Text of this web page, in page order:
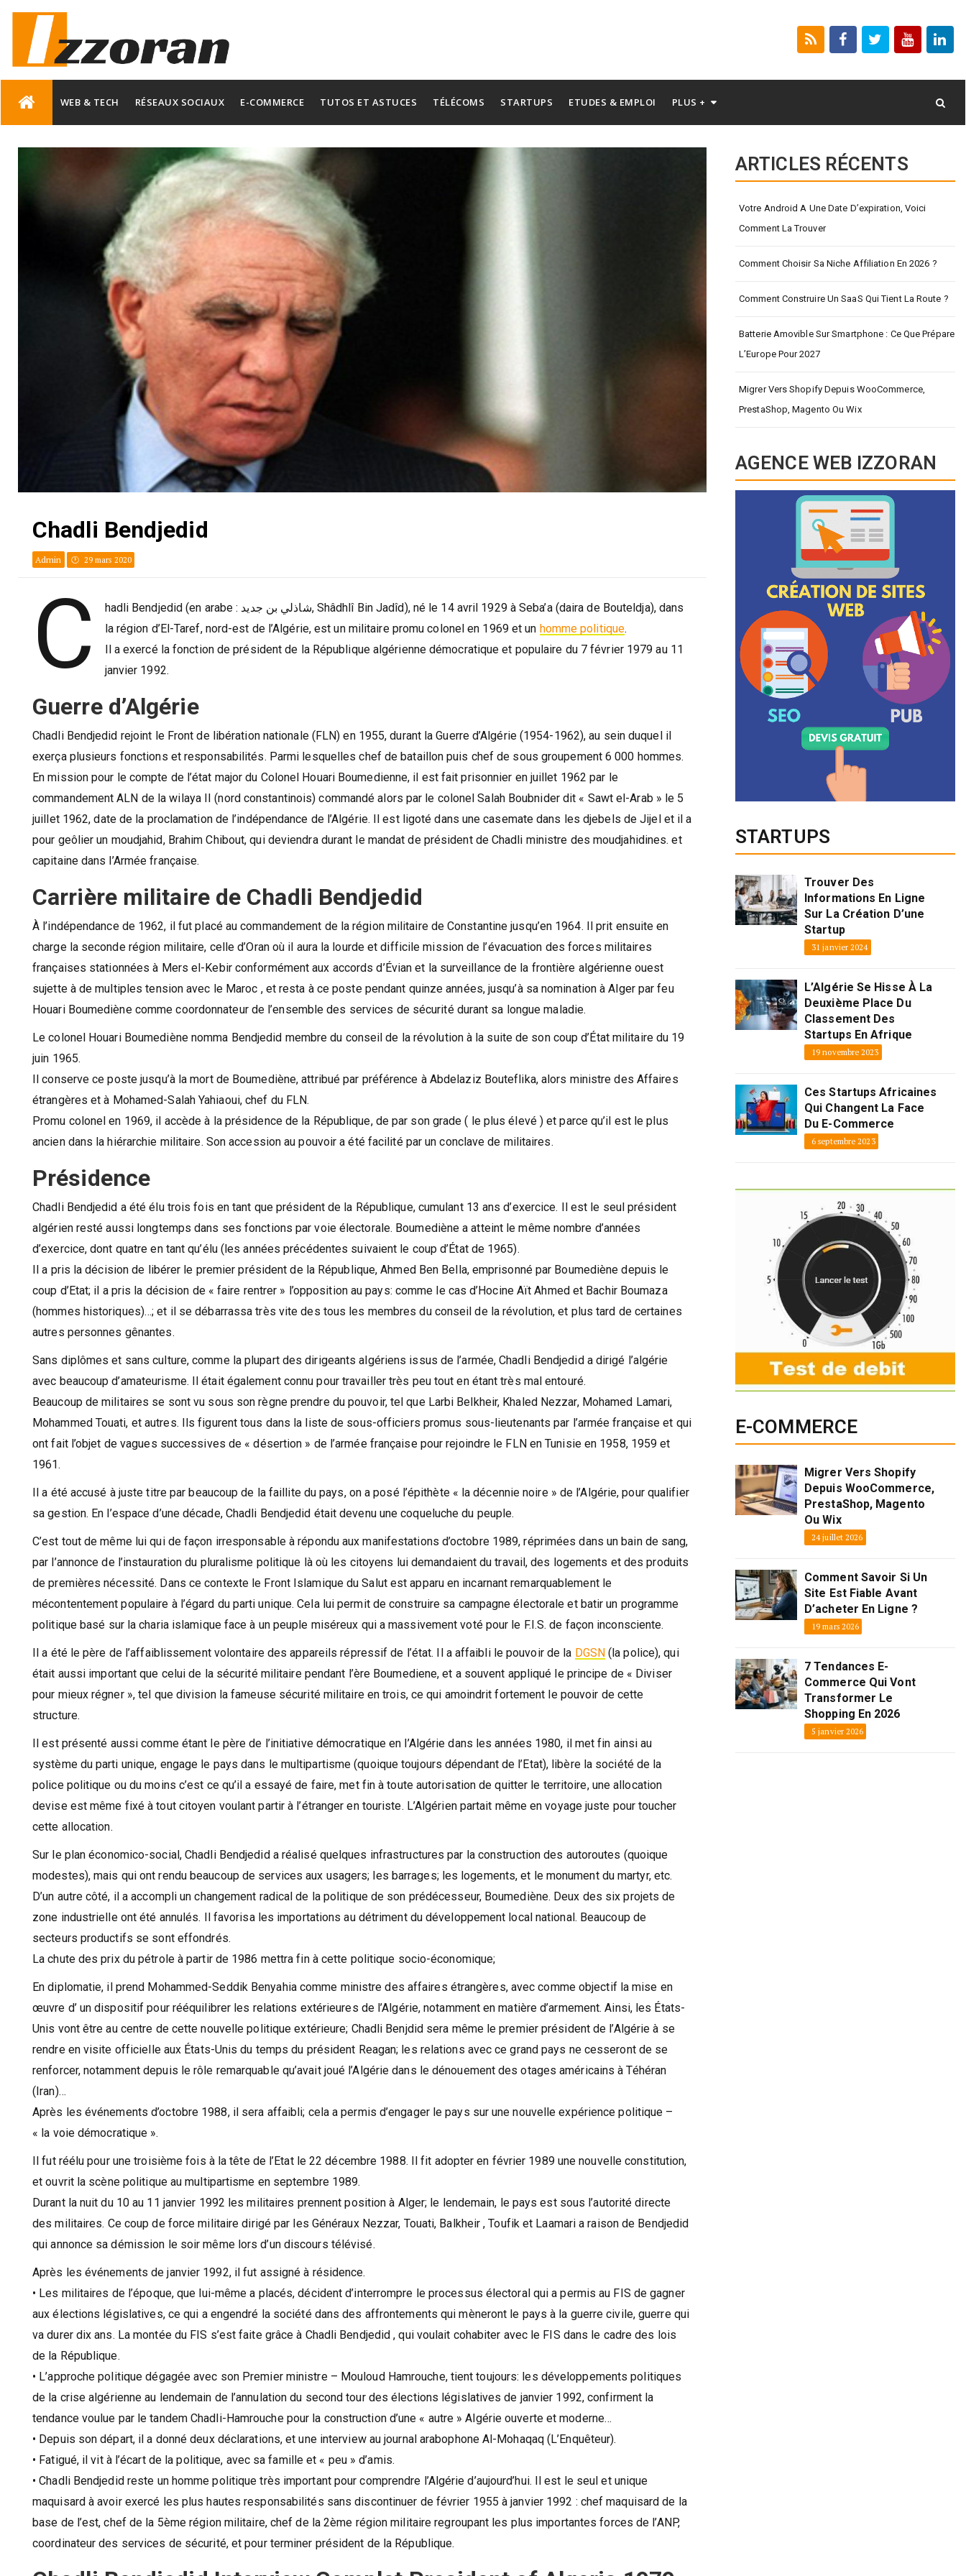
WEB & TECH RÉSEAUX SOCIAUX E-COMMERCE TUTOS ET ASTUCES TÉLÉCOMS STARTUPS ETUDES & EMPLOI PLUS +
Chadli Bendjedid
Admin 29 mars 2020
C
hadli Bendjedid (en arabe : شاذلي بن جديد, Shâdhlî Bin Jadîd), né le 14 avril 1929 à Seba’a (daira de Bouteldja), dans
la région d’El-Taref, nord-est de l’Algérie, est un militaire promu colonel en 1969 et un homme politique.
Il a exercé la fonction de président de la République algérienne démocratique et populaire du 7 février 1979 au 11
janvier 1992.
Guerre d’Algérie
Chadli Bendjedid rejoint le Front de libération nationale (FLN) en 1955, durant la Guerre d’Algérie (1954-1962), au sein duquel il
exerça plusieurs fonctions et responsabilités. Parmi lesquelles chef de bataillon puis chef de sous groupement 6 000 hommes.
En mission pour le compte de l’état major du Colonel Houari Boumedienne, il est fait prisonnier en juillet 1962 par le
commandement ALN de la wilaya II (nord constantinois) commandé alors par le colonel Salah Boubnider dit « Sawt el-Arab » le 5
juillet 1962, date de la proclamation de l’indépendance de l’Algérie. Il est ligoté dans une casemate dans les djebels de Jijel et il a
pour geôlier un moudjahid, Brahim Chibout, qui deviendra durant le mandat de président de Chadli ministre des moudjahidines. et
capitaine dans l’Armée française.
Carrière militaire de Chadli Bendjedid
À l’indépendance de 1962, il fut placé au commandement de la région militaire de Constantine jusqu’en 1964. Il prit ensuite en
charge la seconde région militaire, celle d’Oran où il aura la lourde et difficile mission de l’évacuation des forces militaires
françaises stationnées à Mers el-Kebir conformément aux accords d’Évian et la surveillance de la frontière algérienne ouest
sujette à de multiples tension avec le Maroc , et resta à ce poste pendant quinze années, jusqu’à sa nomination à Alger par feu
Houari Boumediène comme coordonnateur de l’ensemble des services de sécurité durant sa longue maladie.
Le colonel Houari Boumediène nomma Bendjedid membre du conseil de la révolution à la suite de son coup d’État militaire du 19
juin 1965.
Il conserve ce poste jusqu’à la mort de Boumediène, attribué par préférence à Abdelaziz Bouteflika, alors ministre des Affaires
étrangères et à Mohamed-Salah Yahiaoui, chef du FLN.
Promu colonel en 1969, il accède à la présidence de la République, de par son grade ( le plus élevé ) et parce qu’il est le plus
ancien dans la hiérarchie militaire. Son accession au pouvoir a été facilité par un conclave de militaires.
Présidence
Chadli Bendjedid a été élu trois fois en tant que président de la République, cumulant 13 ans d’exercice. Il est le seul président
algérien resté aussi longtemps dans ses fonctions par voie électorale. Boumediène a atteint le même nombre d’années
d’exercice, dont quatre en tant qu’élu (les années précédentes suivaient le coup d’État de 1965).
Il a pris la décision de libérer le premier président de la République, Ahmed Ben Bella, emprisonné par Boumediène depuis le
coup d’Etat; il a pris la décision de « faire rentrer » l’opposition au pays: comme le cas d’Hocine Aït Ahmed et Bachir Boumaza
(hommes historiques)…; et il se débarrassa très vite des tous les membres du conseil de la révolution, et plus tard de certaines
autres personnes gênantes.
Sans diplômes et sans culture, comme la plupart des dirigeants algériens issus de l’armée, Chadli Bendjedid a dirigé l’algérie
avec beaucoup d’amateurisme. Il était également connu pour travailler très peu tout en étant très mal entouré.
Beaucoup de militaires se sont vu sous son règne prendre du pouvoir, tel que Larbi Belkheir, Khaled Nezzar, Mohamed Lamari,
Mohammed Touati, et autres. Ils figurent tous dans la liste de sous-officiers promus sous-lieutenants par l’armée française et qui
ont fait l’objet de vagues successives de « désertion » de l’armée française pour rejoindre le FLN en Tunisie en 1958, 1959 et
1961.
Il a été accusé à juste titre par beaucoup de la faillite du pays, on a posé l’épithète « la décennie noire » de l’Algérie, pour qualifier
sa gestion. En l’espace d’une décade, Chadli Bendjedid était devenu une coqueluche du peuple.
C’est tout de même lui qui de façon irresponsable à répondu aux manifestations d’octobre 1989, réprimées dans un bain de sang,
par l’annonce de l’instauration du pluralisme politique là où les citoyens lui demandaient du travail, des logements et des produits
de premières nécessité. Dans ce contexte le Front Islamique du Salut est apparu en incarnant remarquablement le
mécontentement populaire à l’égard du parti unique. Cela lui permit de construire sa campagne électorale et batir un programme
politique basé sur la charia islamique face à un peuple miséreux qui a massivement voté pour le F.I.S. de façon inconsciente.
Il a été le père de l’affaiblissement volontaire des appareils répressif de l’état. Il a affaibli le pouvoir de la DGSN(la police), qui
était aussi important que celui de la sécurité militaire pendant l’ère Boumediene, et a souvent appliqué le principe de « Diviser
pour mieux régner », tel que division la fameuse sécurité militaire en trois, ce qui amoindrit fortement le pouvoir de cette
structure.
Il est présenté aussi comme étant le père de l’initiative démocratique en l’Algérie dans les années 1980, il met fin ainsi au
système du parti unique, engage le pays dans le multipartisme (quoique toujours dépendant de l’Etat), libère la société de la
police politique ou du moins c’est ce qu’il a essayé de faire, met fin à toute autorisation de quitter le territoire, une allocation
devise est même fixé à tout citoyen voulant partir à l’étranger en touriste. L’Algérien partait même en voyage juste pour toucher
cette allocation.
Sur le plan économico-social, Chadli Bendjedid a réalisé quelques infrastructures par la construction des autoroutes (quoique
modestes), mais qui ont rendu beaucoup de services aux usagers; les barrages; les logements, et le monument du martyr, etc.
D’un autre côté, il a accompli un changement radical de la politique de son prédécesseur, Boumediène. Deux des six projets de
zone industrielle ont été annulés. Il favorisa les importations au détriment du développement local national. Beaucoup de
secteurs productifs se sont effondrés.
La chute des prix du pétrole à partir de 1986 mettra fin à cette politique socio-économique;
En diplomatie, il prend Mohammed-Seddik Benyahia comme ministre des affaires étrangères, avec comme objectif la mise en
œuvre d’ un dispositif pour rééquilibrer les relations extérieures de l’Algérie, notamment en matière d’armement. Ainsi, les États-
Unis vont être au centre de cette nouvelle politique extérieure; Chadli Benjdid sera même le premier président de l’Algérie à se
rendre en visite officielle aux États-Unis du temps du président Reagan; les relations avec ce grand pays ne cesseront de se
renforcer, notamment depuis le rôle remarquable qu’avait joué l’Algérie dans le dénouement des otages américains à Téhéran
(Iran)…
Après les événements d’octobre 1988, il sera affaibli; cela a permis d’engager le pays sur une nouvelle expérience politique –
« la voie démocratique ».
Il fut réélu pour une troisième fois à la tête de l’Etat le 22 décembre 1988. Il fit adopter en février 1989 une nouvelle constitution,
et ouvrit la scène politique au multipartisme en septembre 1989.
Durant la nuit du 10 au 11 janvier 1992 les militaires prennent position à Alger; le lendemain, le pays est sous l’autorité directe
des militaires. Ce coup de force militaire dirigé par les Généraux Nezzar, Touati, Balkheir , Toufik et Laamari a raison de Bendjedid
qui annonce sa démission le soir même lors d’un discours télévisé.
Après les événements de janvier 1992, il fut assigné à résidence.
• Les militaires de l’époque, que lui-même a placés, décident d’interrompre le processus électoral qui a permis au FIS de gagner
aux élections législatives, ce qui a engendré la société dans des affrontements qui mèneront le pays à la guerre civile, guerre qui
va durer dix ans. La montée du FIS s’est faite grâce à Chadli Bendjedid , qui voulait cohabiter avec le FIS dans le cadre des lois
de la République.
• L’approche politique dégagée avec son Premier ministre – Mouloud Hamrouche, tient toujours: les développements politiques
de la crise algérienne au lendemain de l’annulation du second tour des élections législatives de janvier 1992, confirment la
tendance voulue par le tandem Chadli-Hamrouche pour la construction d’une « autre » Algérie ouverte et moderne…
• Depuis son départ, il a donné deux déclarations, et une interview au journal arabophone Al-Mohaqaq (L’Enquêteur).
• Fatigué, il vit à l’écart de la politique, avec sa famille et « peu » d’amis.
• Chadli Bendjedid reste un homme politique très important pour comprendre l’Algérie d’aujourd’hui. Il est le seul et unique
maquisard à avoir exercé les plus hautes responsabilités sans discontinuer de février 1955 à janvier 1992 : chef maquisard de la
base de l’est, chef de la 5ème région militaire, chef de la 2ème région militaire regroupant les plus importantes forces de l’ANP,
coordinateur des services de sécurité, et pour terminer président de la République.
ARTICLES RÉCENTS
Votre Android A Une Date D’expiration, Voici
Comment La Trouver
Comment Choisir Sa Niche Affiliation En 2026 ?
Comment Construire Un SaaS Qui Tient La Route ?
Batterie Amovible Sur Smartphone : Ce Que Prépare
L’Europe Pour 2027
Migrer Vers Shopify Depuis WooCommerce,
PrestaShop, Magento Ou Wix
AGENCE WEB IZZORAN
STARTUPS
Trouver Des
Informations En Ligne
Sur La Création D’une
Startup
31 janvier 2024
L’Algérie Se Hisse À La
Deuxième Place Du
Classement Des
Startups En Afrique
19 novembre 2023
Ces Startups Africaines
Qui Changent La Face
Du E-Commerce
6 septembre 2023
E-COMMERCE
Migrer Vers Shopify
Depuis WooCommerce,
PrestaShop, Magento
Ou Wix
24 juillet 2026
Comment Savoir Si Un
Site Est Fiable Avant
D’acheter En Ligne ?
19 mars 2026
7 Tendances E-
Commerce Qui Vont
Transformer Le
Shopping En 2026
5 janvier 2026